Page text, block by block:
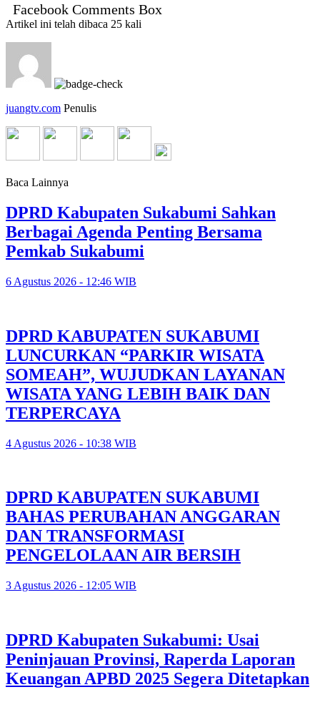
Facebook Comments Box
Artikel ini telah dibaca 25 kali
juangtv.com Penulis
Baca Lainnya
DPRD Kabupaten Sukabumi Sahkan
Berbagai Agenda Penting Bersama
Pemkab Sukabumi
6 Agustus 2026 - 12:46 WIB
DPRD KABUPATEN SUKABUMI
LUNCURKAN “PARKIR WISATA
SOMEAH”, WUJUDKAN LAYANAN
WISATA YANG LEBIH BAIK DAN
TERPERCAYA
4 Agustus 2026 - 10:38 WIB
DPRD KABUPATEN SUKABUMI
BAHAS PERUBAHAN ANGGARAN
DAN TRANSFORMASI
PENGELOLAAN AIR BERSIH
3 Agustus 2026 - 12:05 WIB
DPRD Kabupaten Sukabumi: Usai
Peninjauan Provinsi, Raperda Laporan
Keuangan APBD 2025 Segera Ditetapkan